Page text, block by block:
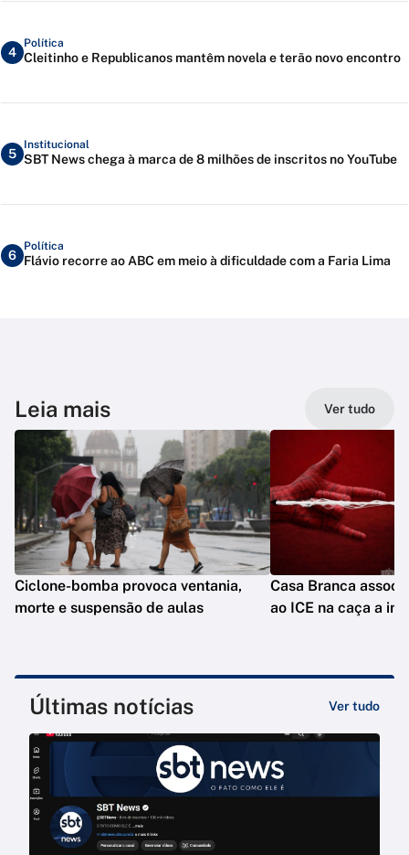
4
Política
Cleitinho e Republicanos mantêm novela e terão novo encontro
5
Institucional
SBT News chega à marca de 8 milhões de inscritos no YouTube
6
Política
Flávio recorre ao ABC em meio à dificuldade com a Faria Lima
Leia mais Ver tudo
Ciclone-bomba provoca ventania,
morte e suspensão de aulas
Casa Branca
ao ICE na caça a
Últimas notícias Ver tudo